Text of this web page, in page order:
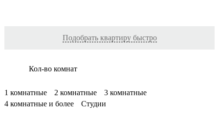
Подобрать квартиру быстро
Кол-во комнат
1 комнатные 2 комнатные
3 комнатные
4 комнатные и более
Студии